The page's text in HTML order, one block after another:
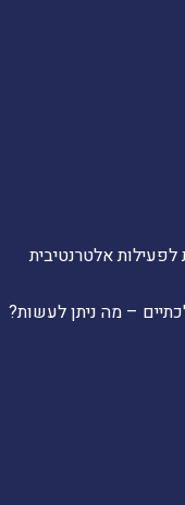
אלטרנטיבית
– מה ניתן לעשות?